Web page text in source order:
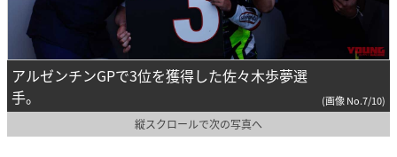
アルゼンチンGPで3位を獲得した佐々木歩夢選
手。
(画像 No.7/10)
縦スクロールで次の写真へ